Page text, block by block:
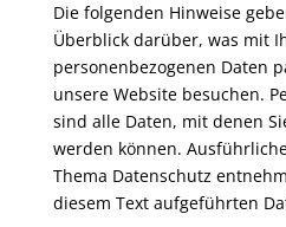
Die folgenden Hinweise
Überblick darüber, was mit
personenbezogenen Daten
unsere Website besuchen.
sind alle Daten, mit denen
werden können.
Thema Datenschutz
diesem Text aufgeführten